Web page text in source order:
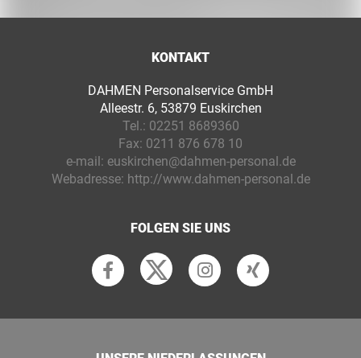
KONTAKT
DAHMEN Personalservice GmbH
Alleestr. 6, 53879 Euskirchen
Tel.: 02251 8689360
Fax: 0211 876 678 10
e-mail: euskirchen@dahmen-personal.de
Webadresse: http://www.dahmen-personal.de
FOLGEN SIE UNS